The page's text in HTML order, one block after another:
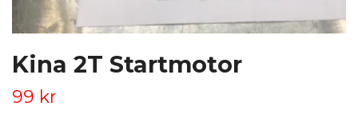
Kina 2T Startmotor
99 kr